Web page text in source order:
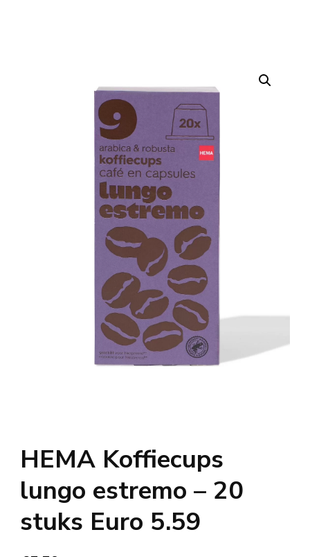
HEMA Koffiecups
lungo estremo – 20
stuks Euro 5.59